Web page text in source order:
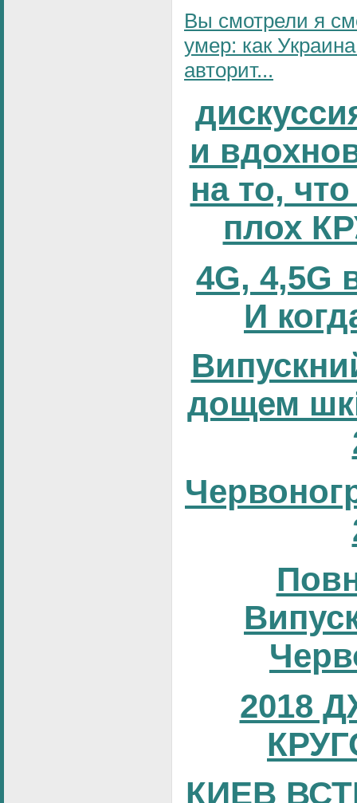
Вы смотрели я
умер: как
авторит...
и
на то,
плох
4G, 4,5G
И
дощем
2018
КИЕВ